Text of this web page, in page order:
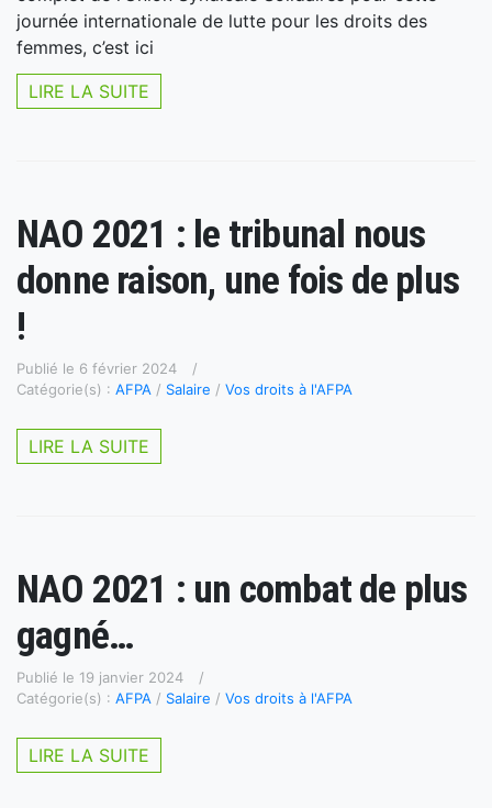
journée internationale de lutte pour les droits des
femmes, c’est ici
LIRE LA SUITE
NAO 2021 : le tribunal nous
donne raison, une fois de plus
!
Publié le 6 février 2024
Catégorie(s) : AFPA / Salaire / Vos droits à l'AFPA
LIRE LA SUITE
NAO 2021 : un combat de plus
gagné…
Publié le 19 janvier 2024
Catégorie(s) : AFPA / Salaire / Vos droits à l'AFPA
LIRE LA SUITE